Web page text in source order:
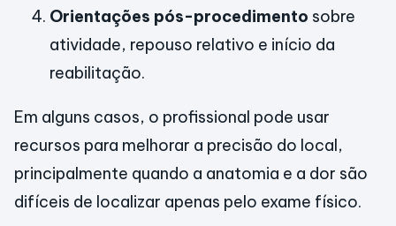
Orientações pós-procedimento sobre
atividade, repouso relativo e início da
reabilitação.
Em alguns casos, o profissional pode usar
recursos para melhorar a precisão do local,
principalmente quando a anatomia e a dor são
difíceis de localizar apenas pelo exame físico.